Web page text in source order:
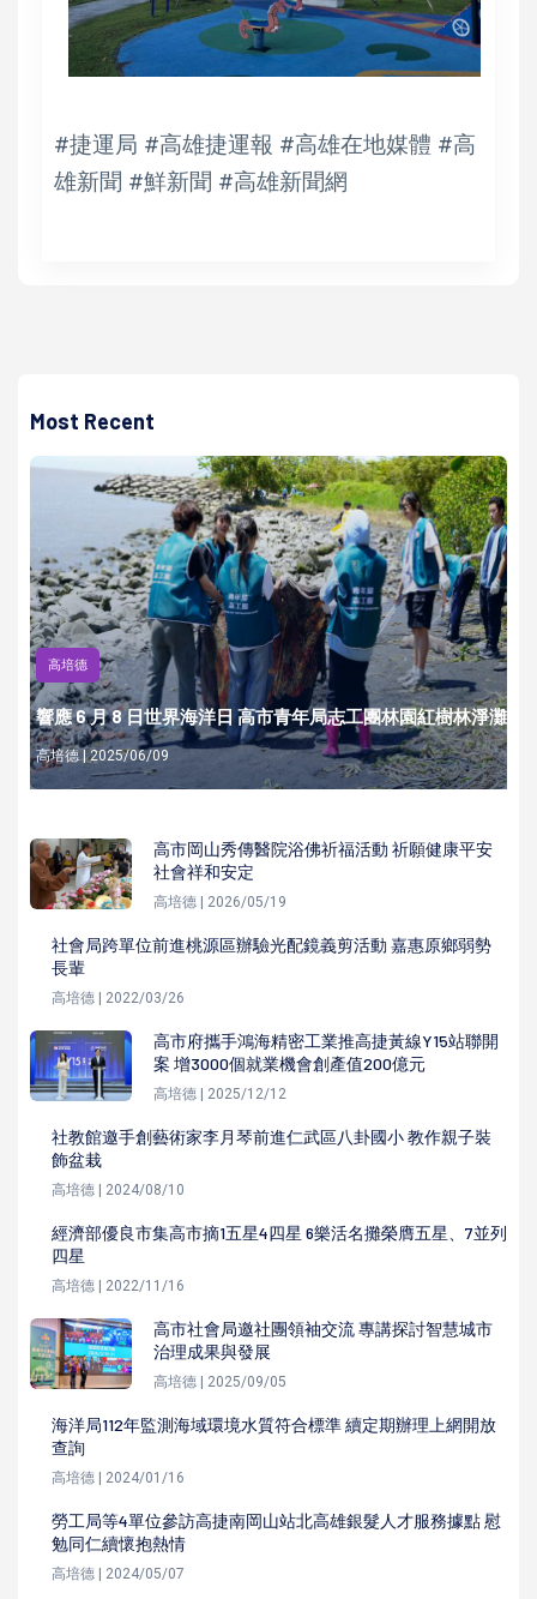
#捷運局 #高雄捷運報 #高雄在地媒體 #高
雄新聞 #鮮新聞 #高雄新聞網
Most Recent
高培德
響應 6 月 8 日世界海洋日 高市青年局志工團林園紅樹林淨灘
高培德 | 2025/06/09
高市岡山秀傳醫院浴佛祈福活動 祈願健康平安
社會祥和安定
高培德 | 2026/05/19
社會局跨單位前進桃源區辦驗光配鏡義剪活動 嘉惠原鄉弱勢
長輩
高培德 | 2022/03/26
高市府攜手鴻海精密工業推高捷黃線Y15站聯開
案 增3000個就業機會創產值200億元
高培德 | 2025/12/12
社教館邀手創藝術家李月琴前進仁武區八卦國小 教作親子裝
飾盆栽
高培德 | 2024/08/10
經濟部優良市集高市摘1五星4四星 6樂活名攤榮膺五星、7並列
四星
高培德 | 2022/11/16
高市社會局邀社團領袖交流 專講探討智慧城市
治理成果與發展
高培德 | 2025/09/05
海洋局112年監測海域環境水質符合標準 續定期辦理上網開放
查詢
高培德 | 2024/01/16
勞工局等4單位參訪高捷南岡山站北高雄銀髮人才服務據點 慰
勉同仁續懷抱熱情
高培德 | 2024/05/07